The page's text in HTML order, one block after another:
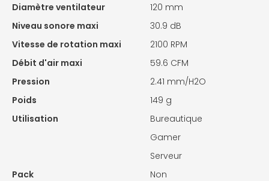
Diamètre ventilateur
120 mm
Niveau sonore maxi
30.9 dB
Vitesse de rotation maxi
2100 RPM
Débit d'air maxi
59.6 CFM
Pression
2.41 mm/H2O
Poids
149 g
Utilisation
Bureautique
Gamer
Serveur
Pack
Non